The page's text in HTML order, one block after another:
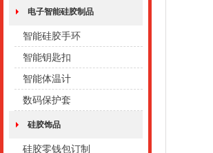
电子智能硅胶制品
智能硅胶手环
智能钥匙扣
智能体温计
数码保护套
硅胶饰品
硅胶零钱包订制